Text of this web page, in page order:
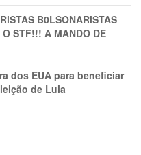
B0LSONARlSTAS
STF!!! A MANDO DE
dos EUA para beneficiar
de Lula